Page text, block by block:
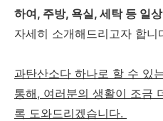
하여, 주방, 욕실, 세탁 등 일
자세히 소개해드리고자 합니
과탄산소다 하나로 할 수 있
통해, 여러분의 생활이 조금
록 도와드리겠습니다.